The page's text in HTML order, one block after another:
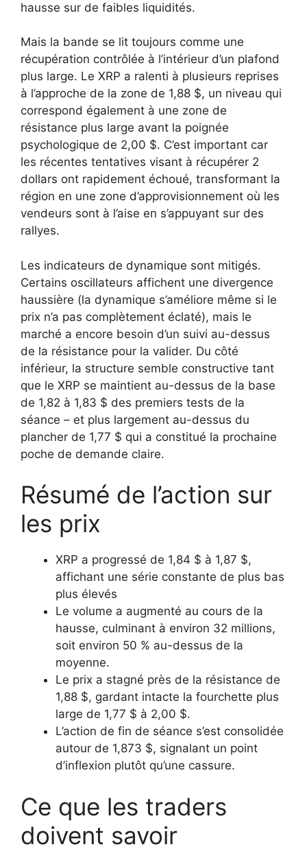
hausse sur de faibles liquidités.
Mais la bande se lit toujours comme une
récupération contrôlée à l’intérieur d’un plafond
plus large. Le XRP a ralenti à plusieurs reprises
à l’approche de la zone de 1,88 $, un niveau qui
correspond également à une zone de
résistance plus large avant la poignée
psychologique de 2,00 $. C’est important car
les récentes tentatives visant à récupérer 2
dollars ont rapidement échoué, transformant la
région en une zone d’approvisionnement où les
vendeurs sont à l’aise en s’appuyant sur des
rallyes.
Les indicateurs de dynamique sont mitigés.
Certains oscillateurs affichent une divergence
haussière (la dynamique s’améliore même si le
prix n’a pas complètement éclaté), mais le
marché a encore besoin d’un suivi au-dessus
de la résistance pour la valider. Du côté
inférieur, la structure semble constructive tant
que le XRP se maintient au-dessus de la base
de 1,82 à 1,83 $ des premiers tests de la
séance – et plus largement au-dessus du
plancher de 1,77 $ qui a constitué la prochaine
poche de demande claire.
Résumé de l’action sur
les prix
XRP a progressé de 1,84 $ à 1,87 $,
affichant une série constante de plus bas
plus élevés
Le volume a augmenté au cours de la
hausse, culminant à environ 32 millions,
soit environ 50 % au-dessus de la
moyenne.
Le prix a stagné près de la résistance de
1,88 $, gardant intacte la fourchette plus
large de 1,77 $ à 2,00 $.
L’action de fin de séance s’est consolidée
autour de 1,873 $, signalant un point
d’inflexion plutôt qu’une cassure.
Ce que les traders
doivent savoir